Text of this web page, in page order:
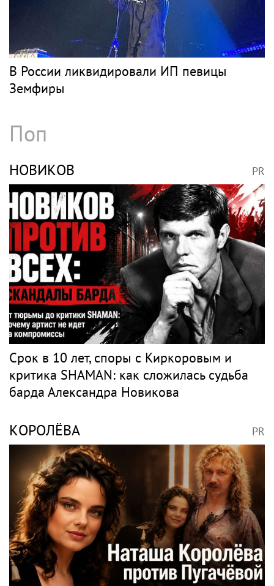
В России ликвидировали ИП певицы
Земфиры
Поп
НОВИКОВ PR
Срок в 10 лет, споры с Киркоровым и
критика SHAMAN: как сложилась судьба
барда Александра Новикова
КОРОЛЁВА PR